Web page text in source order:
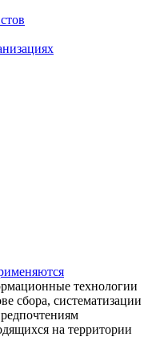
технологии
сбора, систематизации
на территории